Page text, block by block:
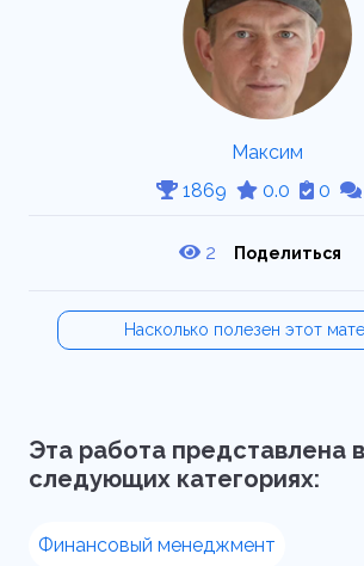
Максим
1869
0.0 0
2 Поделиться
Насколько полезен этот
Эта работа представлена в
следующих категориях:
Финансовый менеджмент